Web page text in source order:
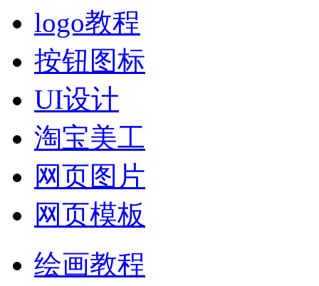
logo教程
按钮图标
UI设计
淘宝美工
网页图片
网页模板
绘画教程